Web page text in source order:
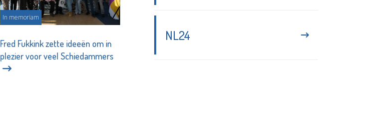
In memoriam
Fred Fukkink zette ideeën om in
plezier voor veel Schiedammers
NL24